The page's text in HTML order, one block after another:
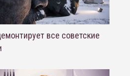
все советские